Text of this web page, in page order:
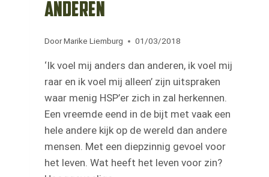
anderen
Door Marike Liemburg 01/03/2018
‘Ik voel mij anders dan anderen, ik voel mij
raar en ik voel mij alleen’ zijn uitspraken
waar menig HSP’er zich in zal herkennen.
Een vreemde eend in de bijt met vaak een
hele andere kijk op de wereld dan andere
mensen. Met een diepzinnig gevoel voor
het leven. Wat heeft het leven voor zin?